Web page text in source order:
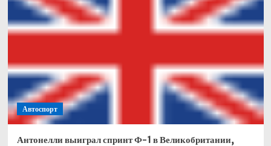
Автоспорт
Антонелли выиграл спринт Ф-1 в Великобритании,